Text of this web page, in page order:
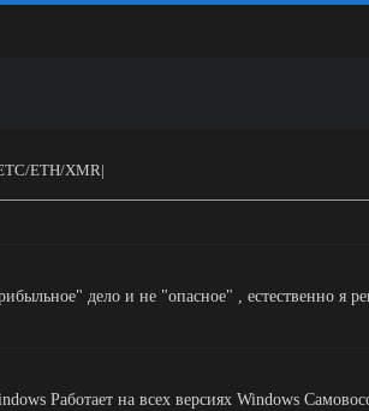
ETH/XMR|
дело и не "опасное" , естественно я
Работает на всех версиях Windows